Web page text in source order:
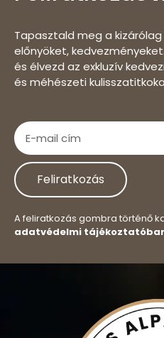
Tapasztald meg a
előnyöket,
és élvezd az exkluzív
és méhészeti
Feliratkozás
A feliratkozás gombra történő
adatvédelmi